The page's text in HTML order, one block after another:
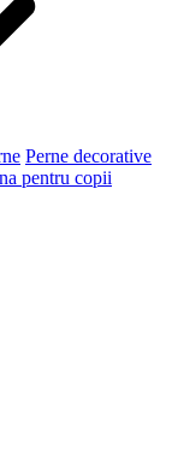
Perne decorative
pentru copii